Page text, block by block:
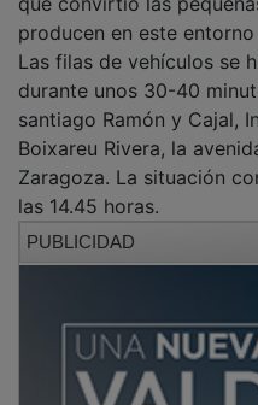
producen en este entorno
Las filas de vehículos se
durante unos 30-40
santiago Ramón y Cajal,
Boixareu Rivera, la
Zaragoza. La situación
las 14.45 horas.